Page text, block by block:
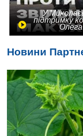
У
підтримку
Олега